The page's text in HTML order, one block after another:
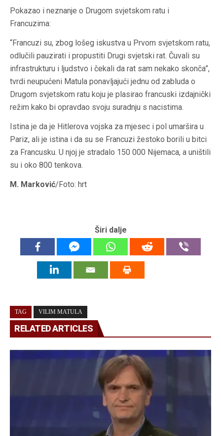
Pokazao i neznanje o Drugom svjetskom ratu i
Francuzima:
“Francuzi su, zbog lošeg iskustva u Prvom svjetskom ratu,
odlučili pauzirati i propustiti Drugi svjetski rat. Čuvali su
infrastrukturu i ljudstvo i čekali da rat sam nekako skonča”,
tvrdi neupućeni Matula ponavljajući jednu od zabluda o
Drugom svjetskom ratu koju je plasirao francuski izdajnički
režim kako bi opravdao svoju suradnju s nacistima.
Istina je da je Hitlerova vojska za mjesec i pol umaršira u
Pariz, ali je istina i da su se Francuzi žestoko borili u bitci
za Francusku. U njoj je stradalo 150 000 Nijemaca, a uništili
su i oko 800 tenkova.
M. Marković/Foto: hrt
Širi dalje
TAG VILIM MATULA
RELATED ARTICLES